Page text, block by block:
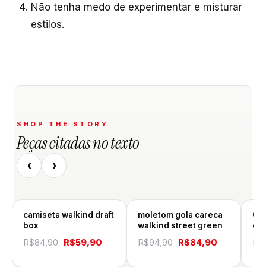
Não tenha medo de experimentar e misturar
estilos.
SHOP THE STORY
Peças citadas no texto
‹ ›
camiseta walkind draft
box
R$84,90
O
R$59,90
moletom gola careca
walkind street green
R$94,90
O
R$84,90 R$